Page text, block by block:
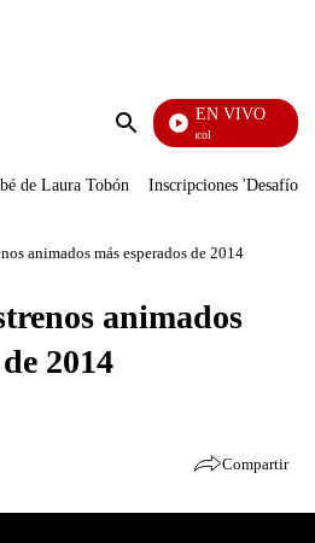
Enviar
EN VIVO
Noticias Caracol
de Laura Tobón Inscripciones 'Desafío'
animados más esperados de 2014
animados
2014
Compartir